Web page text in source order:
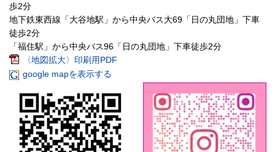
歩2分
地下鉄東西線「大谷地駅」から中央バス大69「日の丸団地」下車
徒歩2分
「福住駅」から中央バス96「日の丸団地」下車徒歩2分
〈地図拡大〉印刷用PDF
google mapを表示する